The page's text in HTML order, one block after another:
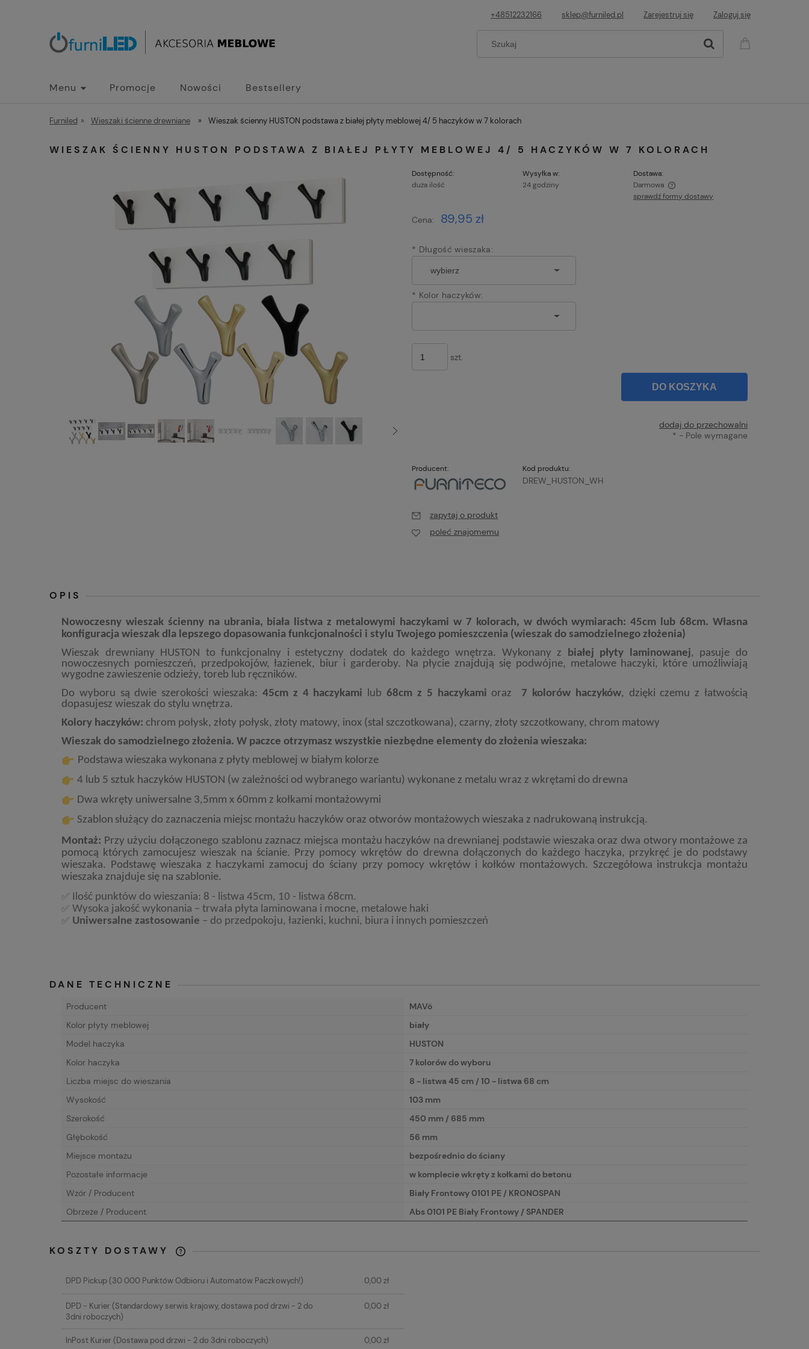
+48512232166 sklep@furniled.pl Zarejestruj się Zaloguj się
Menu Promocje Nowości Bestsellery
Furniled » Wieszaki ścienne drewniane » Wieszak ścienny HUSTON podstawa z białej płyty meblowej 4/ 5 haczyków w 7 kolorach
WIESZAK ŚCIENNY HUSTON PODSTAWA Z BIAŁEJ PŁYTY MEBLOWEJ 4/ 5 HACZYKÓW W 7 KOLORACH
Dostępność:
duża ilość
Wysyłka w:
24 godziny
Dostawa:
Darmowa
sprawdź formy dostawy
Cena: 89,95 zł
* Długość wieszaka:
* Kolor haczyków:
szt.
DO KOSZYKA
dodaj do przechowalni
* - Pole wymagane
Producent: Kod produktu:
DREW_HUSTON_WH
zapytaj o produkt
poleć znajomemu
OPIS
Nowoczesny wieszak ścienny na ubrania, biała listwa z metalowymi haczykami w 7 kolorach, w dwóch wymiarach: 45cm lub 68cm. Własna
konfiguracja wieszak dla lepszego dopasowania funkcjonalności i stylu Twojego pomieszczenia (wieszak do samodzielnego złożenia)
Wieszak drewniany HUSTON to funkcjonalny i estetyczny dodatek do każdego wnętrza. Wykonany z białej płyty laminowanej, pasuje do
nowoczesnych pomieszczeń, przedpokojów, łazienek, biur i garderoby. Na płycie znajdują się podwójne, metalowe haczyki, które umożliwiają
wygodne zawieszenie odzieży, toreb lub ręczników.
Do wyboru są dwie szerokości wieszaka: 45cm z 4 haczykami lub68cm z 5 haczykami oraz 7 kolorów haczyków, dzięki czemu z łatwością
dopasujesz wieszak do stylu wnętrza.
Kolory haczyków: chrom połysk, złoty połysk, złoty matowy, inox (stal szczotkowana), czarny, złoty szczotkowany, chrom matowy
Wieszak do samodzielnego złożenia. W paczce otrzymasz wszystkie niezbędne elementy do złożenia wieszaka:
Podstawa wieszaka wykonana z płyty meblowej w białym kolorze
4 lub 5 sztuk haczyków HUSTON (w zależności od wybranego wariantu) wykonane z metalu wraz z wkrętami do drewna
Dwa wkręty uniwersalne 3,5mm x 60mm z kołkami montażowymi
Szablon służący do zaznaczenia miejsc montażu haczyków oraz otworów montażowych wieszaka z nadrukowaną instrukcją.
Montaż: Przy użyciu dołączonego szablonu zaznacz miejsca montażu haczyków na drewnianej podstawie wieszaka oraz dwa otwory montażowe za
pomocą których zamocujesz wieszak na ścianie. Przy pomocy wkrętów do drewna dołączonych do każdego haczyka, przykręć je do podstawy
wieszaka. Podstawę wieszaka z haczykami zamocuj do ściany przy pomocy wkrętów i kołków montażowych. Szczegółowa instrukcja montażu
wieszaka znajduje się na szablonie.
✅ Ilość punktów do wieszania: 8 - listwa 45cm, 10 - listwa 68cm.
✅ Wysoka jakość wykonania – trwała płyta laminowana i mocne, metalowe haki
✅ Uniwersalne zastosowanie – do przedpokoju, łazienki, kuchni, biura i innych pomieszczeń
DANE TECHNICZNE
Producent
MAVö
Kolor płyty meblowej
biały
Model haczyka
HUSTON
Kolor haczyka
7 kolorów do wyboru
Liczba miejsc do wieszania
8 - listwa 45 cm / 10 - listwa 68 cm
Wysokość
103 mm
Szerokość
450 mm / 685 mm
Głębokość
56 mm
Miejsce montażu
bezpośrednio do ściany
Pozostałe informacje
w komplecie wkręty z kołkami do betonu
Wzór / Producent
Biały Frontowy 0101 PE / KRONOSPAN
Obrzeże / Producent
Abs 0101 PE Biały Frontowy / SPANDER
KOSZTY DOSTAWY
CENA NIE ZAWIERA
PŁATNOŚCI
DPD Pickup(30 000 Punktów Odbioru i Automatów Paczkowych!) 0,00 zł
DPD - Kurier(Standardowy serwis krajowy, dostawa pod drzwi - 2 do
3dni roboczych)
0,00 zł
InPost Kurier(Dostawa pod drzwi - 2 do 3dni roboczych) 0,00 zł